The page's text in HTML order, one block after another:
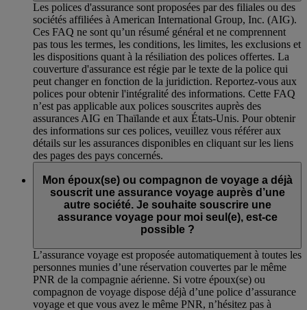
Les polices d'assurance sont proposées par des filiales ou des
sociétés affiliées à American International Group, Inc. (AIG).
Ces FAQ ne sont qu’un résumé général et ne comprennent
pas tous les termes, les conditions, les limites, les exclusions et
les dispositions quant à la résiliation des polices offertes. La
couverture d'assurance est régie par le texte de la police qui
peut changer en fonction de la juridiction. Reportez-vous aux
polices pour obtenir l'intégralité des informations. Cette FAQ
n’est pas applicable aux polices souscrites auprès des
assurances AIG en Thaïlande et aux États-Unis. Pour obtenir
des informations sur ces polices, veuillez vous référer aux
détails sur les assurances disponibles en cliquant sur les liens
des pages des pays concernés.
Mon époux(se) ou compagnon de voyage a déjà
souscrit une assurance voyage auprès d’une
autre société. Je souhaite souscrire une
assurance voyage pour moi seul(e), est-ce
possible ?
L’assurance voyage est proposée automatiquement à toutes les
personnes munies d’une réservation couvertes par le même
PNR de la compagnie aérienne. Si votre époux(se) ou
compagnon de voyage dispose déjà d’une police d’assurance
voyage et que vous avez le même PNR, n’hésitez pas à